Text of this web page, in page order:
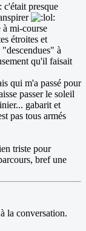
c'était presque
à mi-course
étroites et
à
qu'il faisait
qui m'a passé pour
passer le soleil
gabarit et
pas tous armés
triste pour
bref une
la conversation.